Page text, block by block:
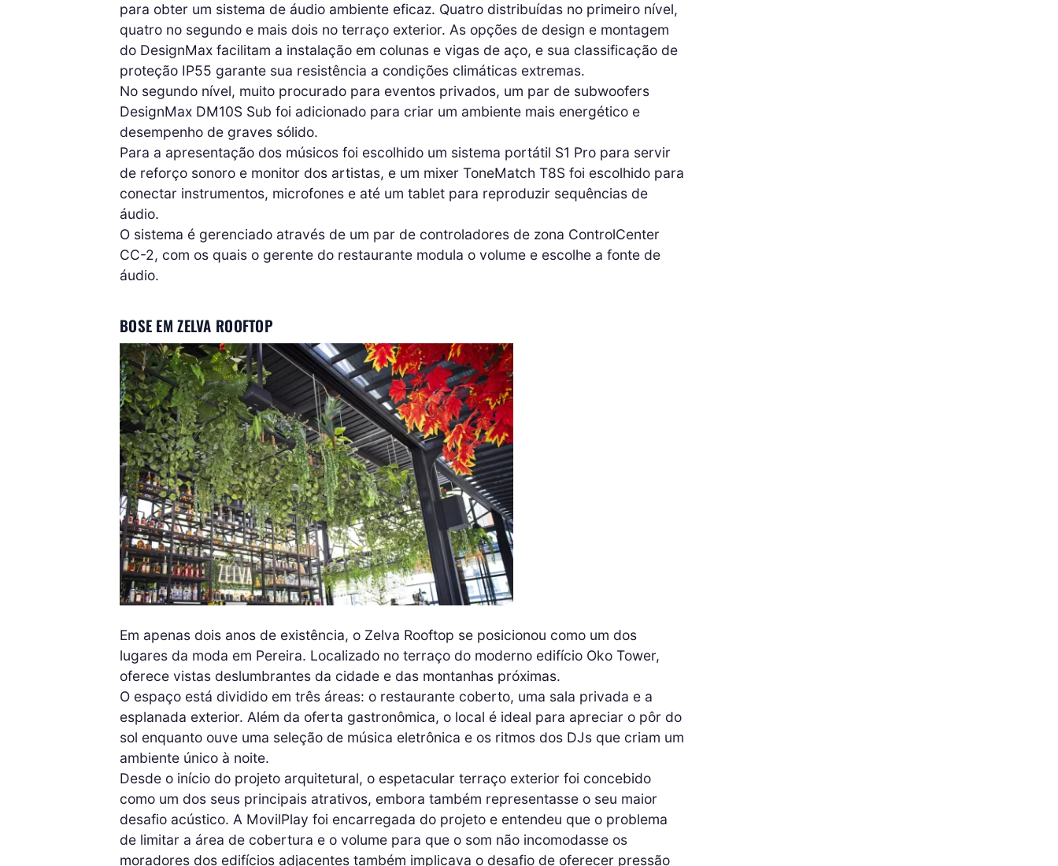
para obter um sistema de áudio ambiente eficaz. Quatro distribuídas no primeiro nível,
quatro no segundo e mais dois no terraço exterior. As opções de design e montagem
do DesignMax facilitam a instalação em colunas e vigas de aço, e sua classificação de
proteção IP55 garante sua resistência a condições climáticas extremas.
No segundo nível, muito procurado para eventos privados, um par de subwoofers
DesignMax DM10S Sub foi adicionado para criar um ambiente mais energético e
desempenho de graves sólido.
Para a apresentação dos músicos foi escolhido um sistema portátil S1 Pro para servir
de reforço sonoro e monitor dos artistas, e um mixer ToneMatch T8S foi escolhido para
conectar instrumentos, microfones e até um tablet para reproduzir sequências de
áudio.
O sistema é gerenciado através de um par de controladores de zona ControlCenter
CC-2, com os quais o gerente do restaurante modula o volume e escolhe a fonte de
áudio.
BOSE EM ZELVA ROOFTOP
Em apenas dois anos de existência, o Zelva Rooftop se posicionou como um dos
lugares da moda em Pereira. Localizado no terraço do moderno edifício Oko Tower,
oferece vistas deslumbrantes da cidade e das montanhas próximas.
O espaço está dividido em três áreas: o restaurante coberto, uma sala privada e a
esplanada exterior. Além da oferta gastronômica, o local é ideal para apreciar o pôr do
sol enquanto ouve uma seleção de música eletrônica e os ritmos dos DJs que criam um
ambiente único à noite.
Desde o início do projeto arquitetural, o espetacular terraço exterior foi concebido
como um dos seus principais atrativos, embora também representasse o seu maior
desafio acústico. A MovilPlay foi encarregada do projeto e entendeu que o problema
de limitar a área de cobertura e o volume para que o som não incomodasse os
moradores dos edifícios adjacentes também implicava o desafio de oferecer pressão